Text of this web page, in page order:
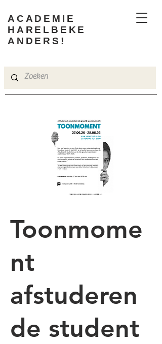
ACADEMIE
HARELBEKE
ANDERS!
Toonmome
nt
afstuderen
de student